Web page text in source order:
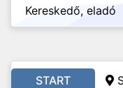
Kereskedő, eladó
START